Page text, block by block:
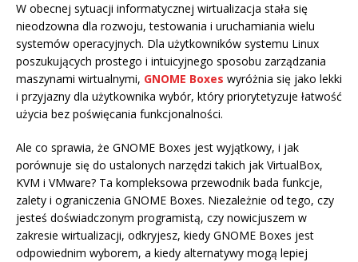
W obecnej sytuacji informatycznej wirtualizacja stała się
nieodzowna dla rozwoju, testowania i uruchamiania wielu
systemów operacyjnych. Dla użytkowników systemu Linux
poszukujących prostego i intuicyjnego sposobu zarządzania
maszynami wirtualnymi, GNOME Boxes wyróżnia się jako lekki
i przyjazny dla użytkownika wybór, który priorytetyzuje łatwość
użycia bez poświęcania funkcjonalności.
Ale co sprawia, że GNOME Boxes jest wyjątkowy, i jak
porównuje się do ustalonych narzędzi takich jak VirtualBox,
KVM i VMware? Ta kompleksowa przewodnik bada funkcje,
zalety i ograniczenia GNOME Boxes. Niezależnie od tego, czy
jesteś doświadczonym programistą, czy nowicjuszem w
zakresie wirtualizacji, odkryjesz, kiedy GNOME Boxes jest
odpowiednim wyborem, a kiedy alternatywy mogą lepiej